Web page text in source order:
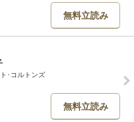
無料立読み
･コルトンズ
無料立読み